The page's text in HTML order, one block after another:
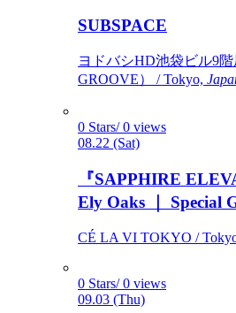
SUBSPACE
ヨドバシHD池袋ビル9
GROOVE） / Tokyo,
0 Stars/ 0 views
08.22 (Sat)
『SAPPHIRE
Ely Oaks ｜ Special
CÉ LA VI TOKYO /
0 Stars/ 0 views
09.03 (Thu)